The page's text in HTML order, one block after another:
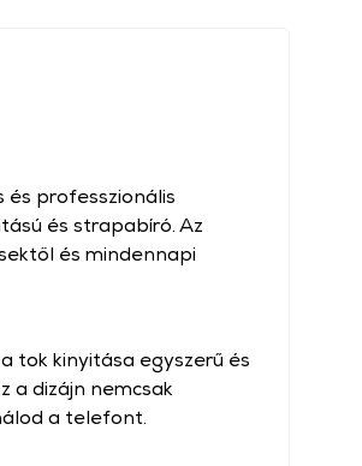
és professzionális
és strapabíró. Az
és mindennapi
tok kinyitása egyszerű és
a dizájn nemcsak
a telefont.